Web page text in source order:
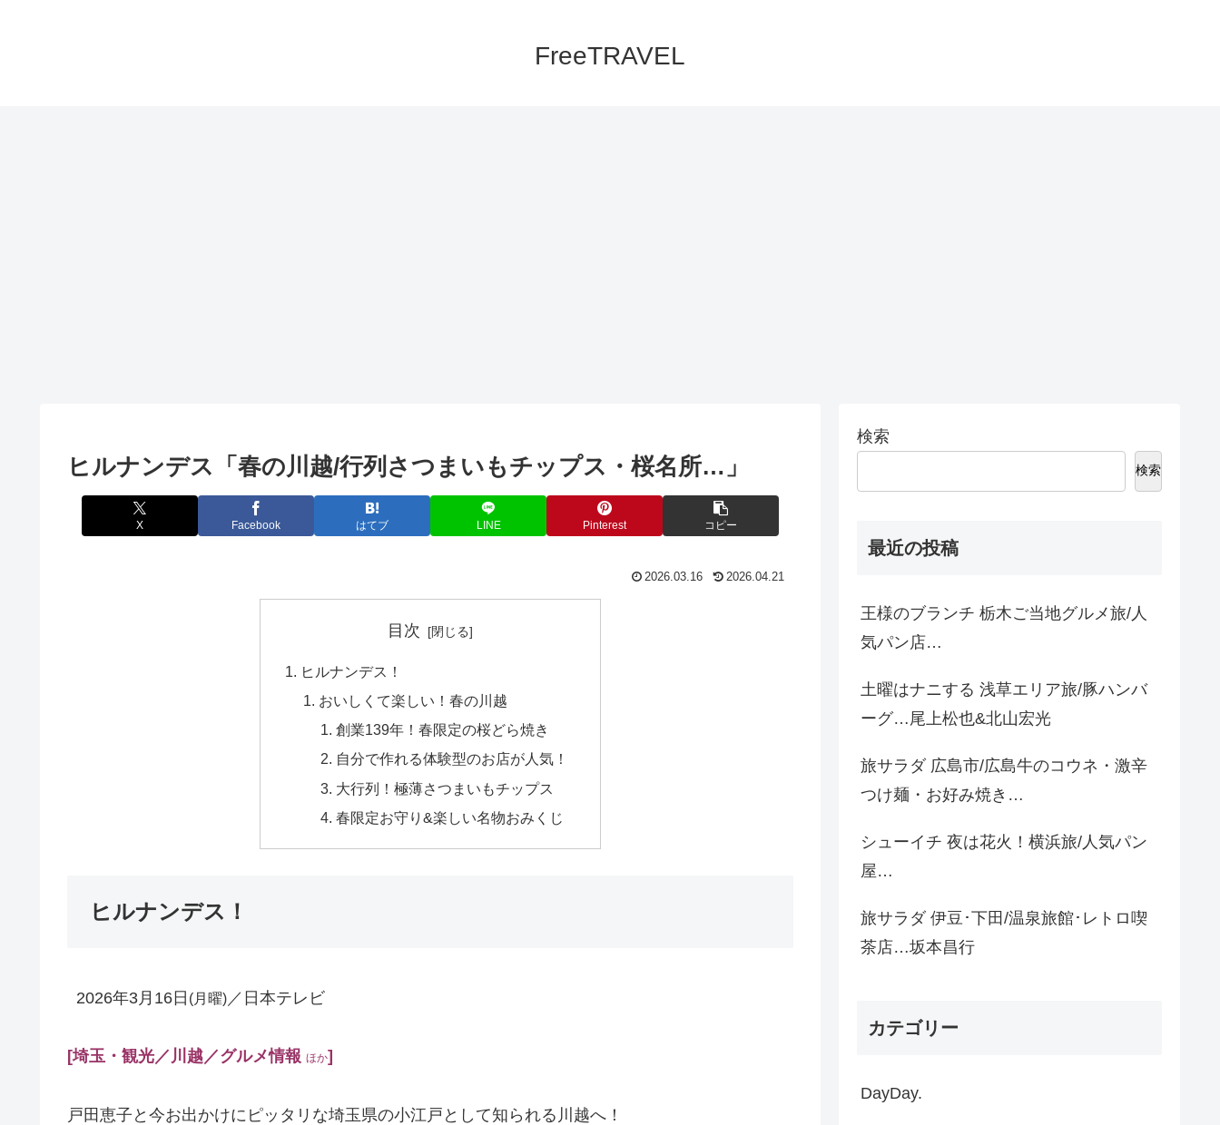
FreeTRAVEL
ヒルナンデス「春の川越/行列さつまいもチップス・桜名所…」
X Facebook はてブ LINE Pinterest コピー
2026.03.16 2026.04.21
目次
ヒルナンデス！
おいしくて楽しい！春の川越
創業139年！春限定の桜どら焼き
自分で作れる体験型のお店が人気！
大行列！極薄さつまいもチップス
春限定お守り&楽しい名物おみくじ
ヒルナンデス！
2026年3月16日 (月曜) ／日本テレビ
[埼玉 ・観光／川越／グルメ情報 ほか]
戸田恵子と今お出かけにピッタリな埼玉県の小江戸として知られる川越へ！
検索
検索
最近の投稿
王様のブランチ 栃木ご当地グルメ旅/人
気パン店…
土曜はナニする 浅草エリア旅/豚ハンバ
ーグ…尾上松也&北山宏光
旅サラダ 広島市/広島牛のコウネ・激辛
つけ麺・お好み焼き…
シューイチ 夜は花火！横浜旅/人気パン
屋…
旅サラダ 伊豆･下田/温泉旅館･レトロ喫
茶店…坂本昌行
カテゴリー
DayDay.